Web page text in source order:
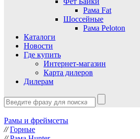
Рама Fat
Шоссейные
Рама Peloton
Каталоги
Новости
Где купить
Интернет-магазин
Карта дилеров
Дилерам
Рамы и фреймсеты
// Горные